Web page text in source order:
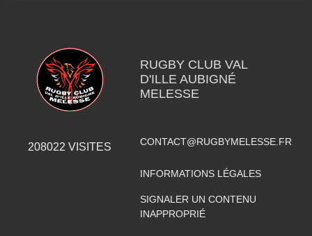
208022 VISITES
RUGBY CLUB VAL
D'ILLE AUBIGNÉ
MELESSE
CONTACT@RUGBYMELESSE.FR
INFORMATIONS LÉGALES
SIGNALER UN CONTENU
INAPPROPRIÉ